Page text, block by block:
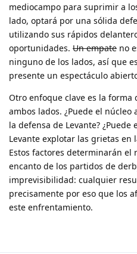
mediocampo para suprimir a
lado, optará por una sólida
utilizando sus rápidos
oportunidades. Un empate no
ninguno de los lados, así que
presente un espectáculo
Otro enfoque clave es la forma
ambos lados. ¿Puede el
la defensa de Levante?
Levante explotar las grietas en
Estos factores determinarán el
encanto de los partidos de
imprevisibilidad: cualquier
precisamente por eso que los
este enfrentamiento.